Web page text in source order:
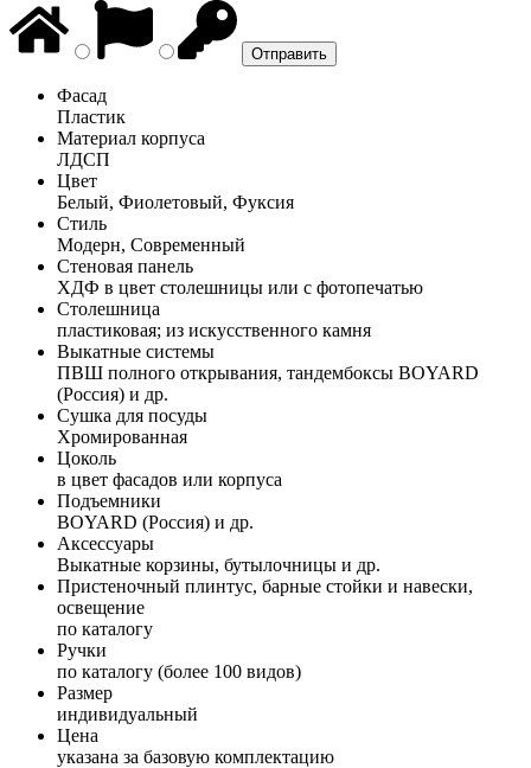
Фасад
Пластик
Материал корпуса
ЛДСП
Цвет
Белый, Фиолетовый, Фуксия
Стиль
Модерн, Современный
Стеновая панель
ХДФ в цвет столешницы или с фотопечатью
Столешница
пластиковая; из искусственного камня
Выкатные системы
ПВШ полного открывания, тандембоксы BOYARD
(Россия) и др.
Сушка для посуды
Хромированная
Цоколь
в цвет фасадов или корпуса
Подъемники
BOYARD (Россия) и др.
Аксессуары
Выкатные корзины, бутылочницы и др.
Пристеночный плинтус, барные стойки и навески,
освещение
по каталогу
Ручки
по каталогу (более 100 видов)
Размер
индивидуальный
Цена
указана за базовую комплектацию